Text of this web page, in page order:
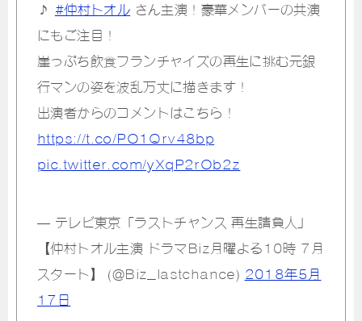
♪ #仲村トオル さん主演！豪華メンバーの共演
にもご注目！
崖っぷち飲食フランチャイズの再生に挑む元銀
行マンの姿を波乱万丈に描きます！
出演者からのコメントはこちら！
https://t.co/PO1Qrv48bp
pic.twitter.com/yXqP2rOb2z
— テレビ東京「ラストチャンス 再生請負人」
【仲村トオル主演 ドラマBiz月曜よる10時 7月
スタート】 (@Biz_lastchance) 2018年5月
17日